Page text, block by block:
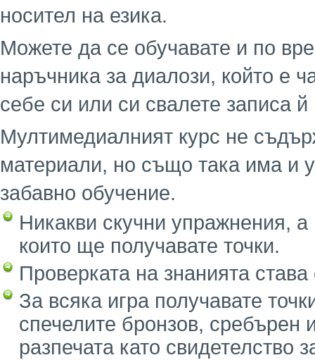
носител на езика.
Можете да се обучавате и по
наръчника за диалози, който е
себе си или си свалете записа
Мултимедиалният курс не
материали, но също така има и
забавно обучение.
Никакви скучни упражнения,
които ще получавате точки.
Проверката на знанията
За всяка игра получавате
спечелите бронзов, сребърен
разпечата като свидетелство